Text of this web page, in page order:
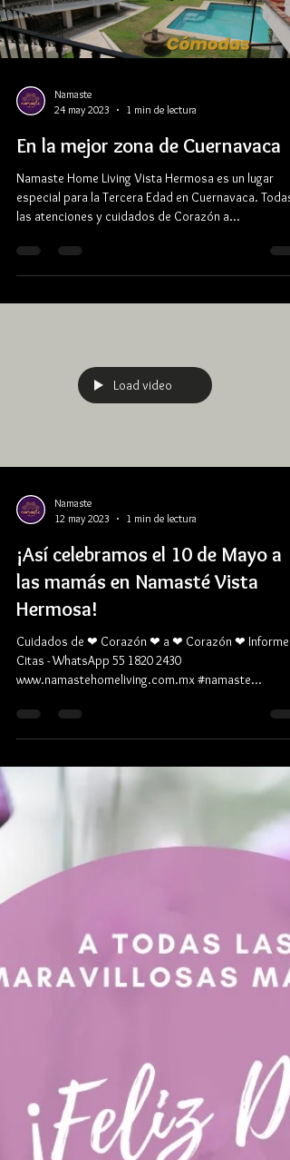
Load video
24 may 2023
1 min de lectura
En la mejor zona de Cuernavaca
Namaste Home Living Vista Hermosa es un lugar
especial para la Tercera Edad en Cuernavaca. Todas
las atenciones y cuidados de Corazón a...
12 may 2023
1 min de lectura
¡Así celebramos el 10 de Mayo a
las mamás en Namasté Vista
Hermosa!
Cuidados de ❤ Corazón ❤ a ❤ Corazón ❤ Informes
Citas - WhatsApp 55 1820 2430
www.namastehomeliving.com.mx #namaste